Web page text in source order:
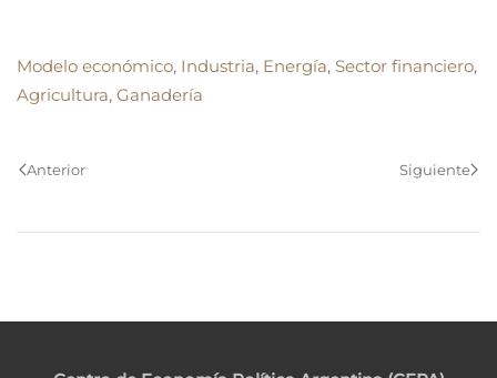
Modelo económico, Industria, Energía, Sector financiero,
Agricultura, Ganadería
Anterior Siguiente